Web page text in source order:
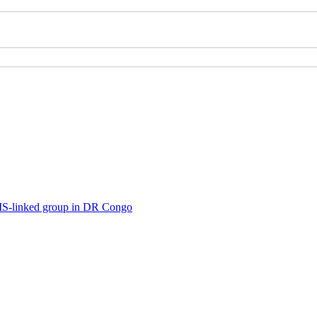
linked group in DR Congo